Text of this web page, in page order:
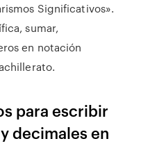
Significativos».
sumar,
en notación
para escribir
decimales en